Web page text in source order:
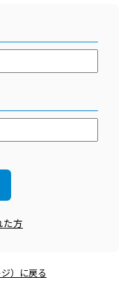
た方
）に戻る